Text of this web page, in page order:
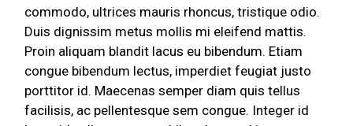
commodo, ultrices mauris rhoncus, tristique odio.
Duis dignissim metus mollis mi eleifend mattis.
Proin aliquam blandit lacus eu bibendum. Etiam
congue bibendum lectus, imperdiet feugiat justo
porttitor id. Maecenas semper diam quis tellus
facilisis, ac pellentesque sem congue. Integer id